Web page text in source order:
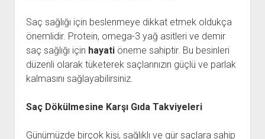
Saç sağlığı için beslenmeye dikkat etmek oldukça
önemlidir. Protein, omega-3 yağ asitleri ve demir
saç sağlığı için hayatiöneme sahiptir. Bu besinleri
düzenli olarak tüketerek saçlarınızın güçlü ve parlak
kalmasını sağlayabilirsiniz.
Saç Dökülmesine Karşı Gıda Takviyeleri
Günümüzde birçok kişi, sağlıklı ve gür saçlara sahip